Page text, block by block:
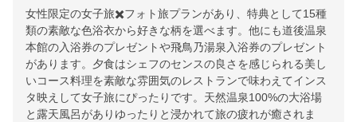
女性限定の女子旅✖️フォト旅プランがあり、特典として15種
類の素敵な色浴衣から好きな柄を選べます。他にも道後温泉
本館の入浴券のプレゼントや飛鳥乃湯泉入浴券のプレゼント
があります。夕食はシェフのセンスの良さを感じられる美し
いコース料理を素敵な雰囲気のレストランで味わえてインス
タ映えして女子旅にぴったりです。天然温泉100%の大浴場
と露天風呂がありゆったりと浸かれて旅の疲れが癒されま